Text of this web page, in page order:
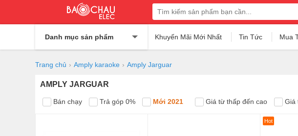
Danh mục sản phẩm Khuyến Mãi Mới Nhất Tin Tức Mua
Trang chủ Amply karaoke Amply Jarguar
AMPLY JARGUAR
Bán chạy Trả góp 0% Mới 2021 Giá từ thấp đến cao Giá
Hot